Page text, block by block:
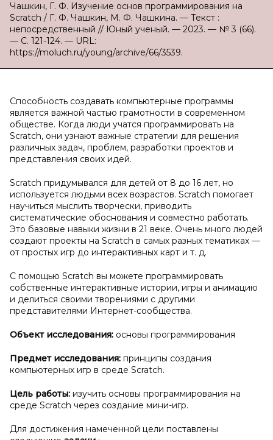
Чашкин, Г. Ф. Изучение основ программирования на
Scratch / Г. Ф. Чашкин, М. Ф. Чашкина. — Текст :
непосредственный // Юный ученый. — 2023. — № 3 (66).
— С. 121-124. — URL:
https://moluch.ru/young/archive/66/3539.
Способность создавать компьютерные программы
является важной частью грамотности в современном
обществе. Когда люди учатся программировать на
Scratch, они узнают важные стратегии для решения
различных задач, проблем, разработки проектов и
представления своих идей.
Scratch придумывался для детей от 8 до 16 лет, но
используется людьми всех возрастов. Scratch помогает
научиться мыслить творчески, приводить
систематические обоснования и совместно работать.
Это базовые навыки жизни в 21 веке. Очень много людей
создают проекты на Scratch в самых разных тематиках —
от простых игр до интерактивных карт и т. д.
С помощью Scratch вы можете программировать
собственные интерактивные истории, игры и анимацию
и делиться своими творениями с другими
представителями Интернет-сообщества.
Объект исследования: основы программирования
Предмет исследования: принципы создания
компьютерных игр в среде Scratch.
Цель работы: изучить основы программирования на
среде Scratch через создание мини-игр.
Для достижения намеченной цели поставлены